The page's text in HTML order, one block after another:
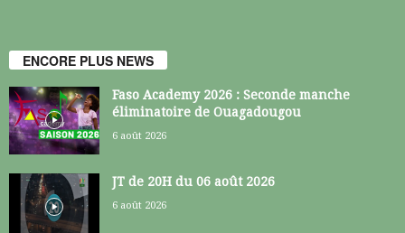
ENCORE PLUS NEWS
Faso Academy 2026 : Seconde manche
éliminatoire de Ouagadougou
6 août 2026
JT de 20H du 06 août 2026
6 août 2026